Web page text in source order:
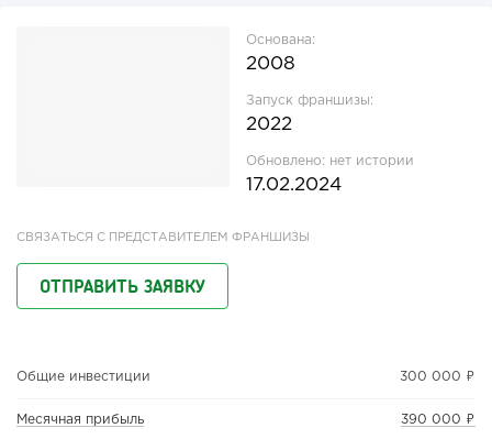
Основана:
2008
Запуск франшизы:
2022
Обновлено: нет истории
17.02.2024
СВЯЗАТЬСЯ С ПРЕДСТАВИТЕЛЕМ ФРАНШИЗЫ
ОТПРАВИТЬ ЗАЯВКУ
Общие инвестиции 300 000 ₽
Месячная прибыль 390 000 ₽